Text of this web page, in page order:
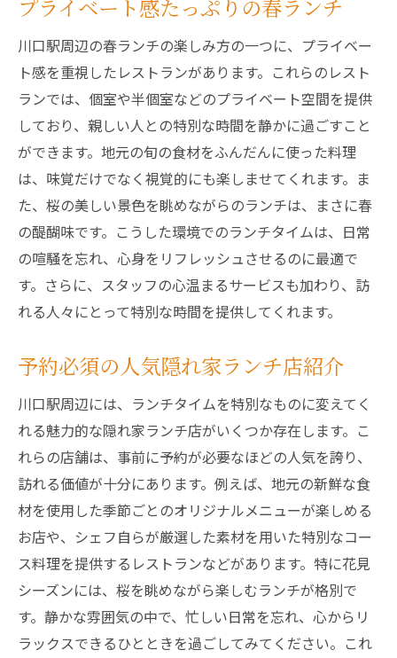
プライベート感たっぷりの春ランチ
川口駅周辺の春ランチの楽しみ方の一つに、プライベー
ト感を重視したレストランがあります。これらのレスト
ランでは、個室や半個室などのプライベート空間を提供
しており、親しい人との特別な時間を静かに過ごすこと
ができます。地元の旬の食材をふんだんに使った料理
は、味覚だけでなく視覚的にも楽しませてくれます。ま
た、桜の美しい景色を眺めながらのランチは、まさに春
の醍醐味です。こうした環境でのランチタイムは、日常
の喧騒を忘れ、心身をリフレッシュさせるのに最適で
す。さらに、スタッフの心温まるサービスも加わり、訪
れる人々にとって特別な時間を提供してくれます。
予約必須の人気隠れ家ランチ店紹介
川口駅周辺には、ランチタイムを特別なものに変えてく
れる魅力的な隠れ家ランチ店がいくつか存在します。こ
れらの店舗は、事前に予約が必要なほどの人気を誇り、
訪れる価値が十分にあります。例えば、地元の新鮮な食
材を使用した季節ごとのオリジナルメニューが楽しめる
お店や、シェフ自らが厳選した素材を用いた特別なコー
ス料理を提供するレストランなどがあります。特に花見
シーズンには、桜を眺めながら楽しむランチが格別で
す。静かな雰囲気の中で、忙しい日常を忘れ、心からリ
ラックスできるひとときを過ごしてみてください。これ